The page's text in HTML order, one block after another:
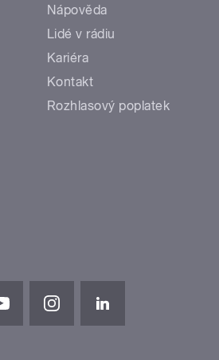
Nápověda
Lidé v rádiu
Kariéra
Kontakt
Rozhlasový poplatek